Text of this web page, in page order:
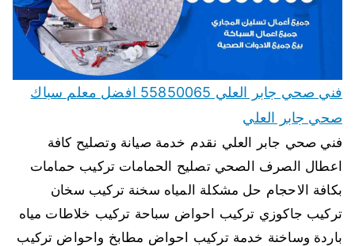
فني صحي جابر العلي 55850065 افضل معلم سباك
صحي جابر العلي
فني صحي جابر العلي نقدم خدمة صيانة وتصليح كافة
اعطال الصرف الصحي تصليح الحمامات تركيب حمامات
بكافة الاحجام حل مشكلة المياه سخنة تركيب سخان
تركيب جاكوزي تركيب احواض سباحة تركيب خلاطات مياه
باردة وساخنة خدمة تركيب احواض مطابخ واحواض تركيب